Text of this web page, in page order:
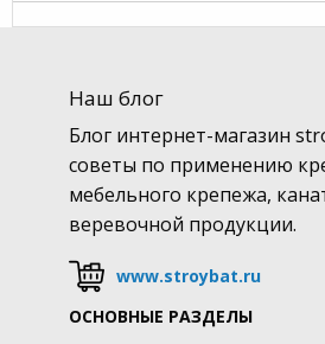
Наш блог
Блог интернет-магазин
советы по применению
мебельного крепежа,
веревочной продукции.
www.stroybat.ru
ОСНОВНЫЕ РАЗДЕЛЫ